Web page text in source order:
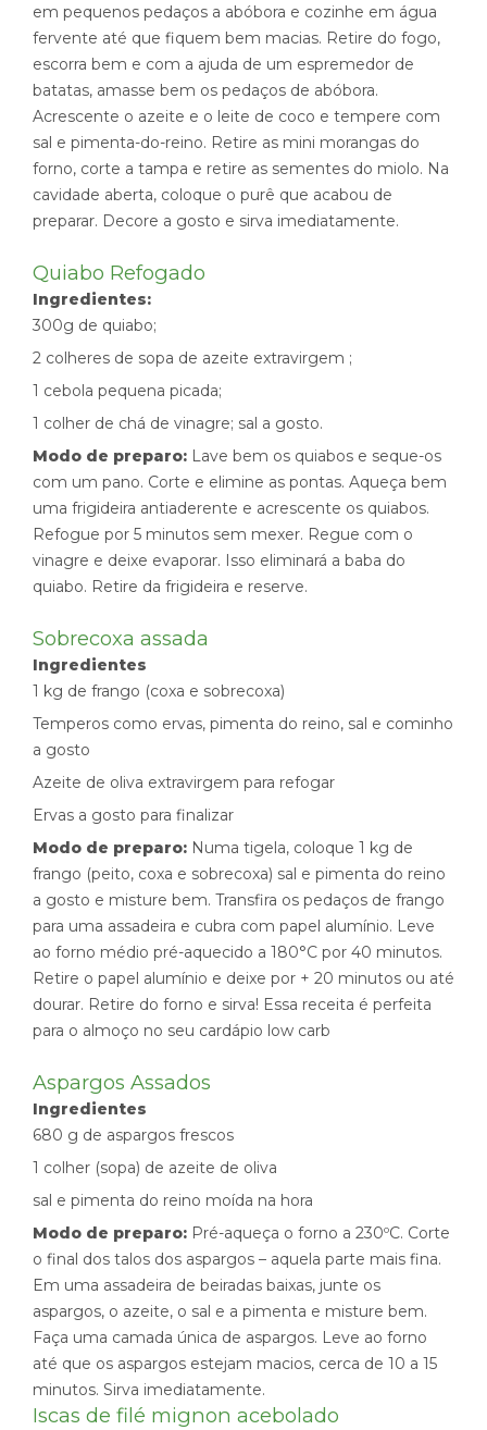
em pequenos pedaços a abóbora e cozinhe em água
fervente até que fiquem bem macias. Retire do fogo,
escorra bem e com a ajuda de um espremedor de
batatas, amasse bem os pedaços de abóbora.
Acrescente o azeite e o leite de coco e tempere com
sal e pimenta-do-reino. Retire as mini morangas do
forno, corte a tampa e retire as sementes do miolo. Na
cavidade aberta, coloque o purê que acabou de
preparar. Decore a gosto e sirva imediatamente.
Quiabo Refogado
Ingredientes:
300g de quiabo;
2 colheres de sopa de azeite extravirgem ;
1 cebola pequena picada;
1 colher de chá de vinagre; sal a gosto.
Modo de preparo: Lave bem os quiabos e seque-os
com um pano. Corte e elimine as pontas. Aqueça bem
uma frigideira antiaderente e acrescente os quiabos.
Refogue por 5 minutos sem mexer. Regue com o
vinagre e deixe evaporar. Isso eliminará a baba do
quiabo. Retire da frigideira e reserve.
Sobrecoxa assada
Ingredientes
1 kg de frango (coxa e sobrecoxa)
Temperos como ervas, pimenta do reino, sal e cominho
a gosto
Azeite de oliva extravirgem para refogar
Ervas a gosto para finalizar
Modo de preparo: Numa tigela, coloque 1 kg de
frango (peito, coxa e sobrecoxa) sal e pimenta do reino
a gosto e misture bem. Transfira os pedaços de frango
para uma assadeira e cubra com papel alumínio. Leve
ao forno médio pré-aquecido a 180°C por 40 minutos.
Retire o papel alumínio e deixe por + 20 minutos ou até
dourar. Retire do forno e sirva! Essa receita é perfeita
para o almoço no seu cardápio low carb
Aspargos Assados
Ingredientes
680 g de aspargos frescos
1 colher (sopa) de azeite de oliva
sal e pimenta do reino moída na hora
Modo de preparo: Pré-aqueça o forno a 230ºC. Corte
o final dos talos dos aspargos – aquela parte mais fina.
Em uma assadeira de beiradas baixas, junte os
aspargos, o azeite, o sal e a pimenta e misture bem.
Faça uma camada única de aspargos. Leve ao forno
até que os aspargos estejam macios, cerca de 10 a 15
minutos. Sirva imediatamente.
Iscas de filé mignon acebolado